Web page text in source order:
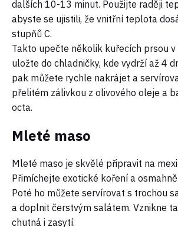
dalších 10-13 minut. Použijte raději
abyste se ujistili, že vnitřní teplota
stupňů C.
Takto upečte několik kuřecích prsou
uložte do chladničky, kde vydrží až 4
pak můžete rychle nakrájet a
přelitém zálivkou z olivového oleje a
octa.
Mleté maso
Mleté maso je skvělé připravit na
Přimíchejte exotické koření a
Poté ho můžete servírovat s trochou
a doplnit čerstvým salátem. Vznikne
chutná i zasytí.